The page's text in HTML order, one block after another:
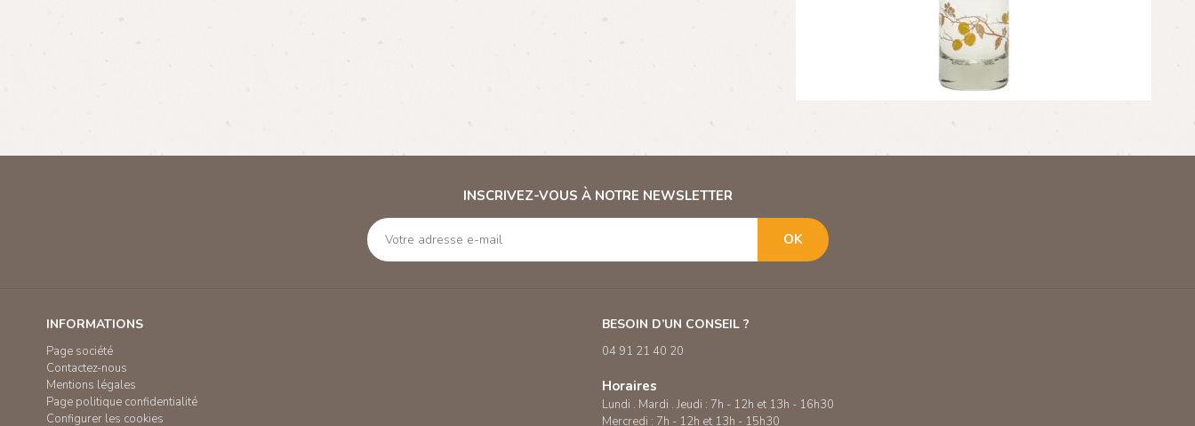
INSCRIVEZ-VOUS À NOTRE NEWSLETTER
OK
INFORMATIONS
Page société
Contactez-nous
Mentions légales
Page politique confidentialité
Configurer les cookies
BESOIN D’UN CONSEIL ?
04 91 21 40 20
Horaires
Lundi . Mardi . Jeudi : 7h - 12h et 13h - 16h30
Mercredi : 7h - 12h et 13h - 15h30